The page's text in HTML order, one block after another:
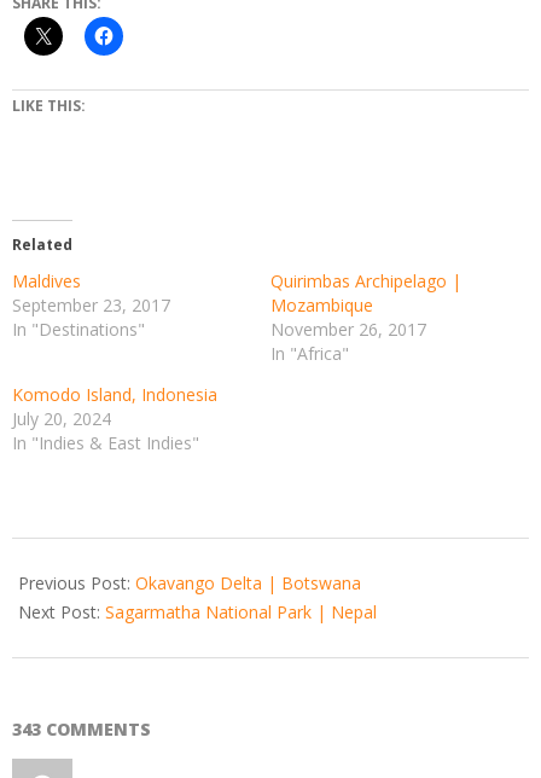
LIKE THIS:
Related
Maldives
September 23, 2017
In "Destinations"
Quirimbas Archipelago |
Mozambique
November 26, 2017
In "Africa"
Komodo Island, Indonesia
July 20, 2024
In "Indies & East Indies"
11-
05
Previous Post: Okavango Delta | Botswana
Next Post: Sagarmatha National Park | Nepal
343 COMMENTS